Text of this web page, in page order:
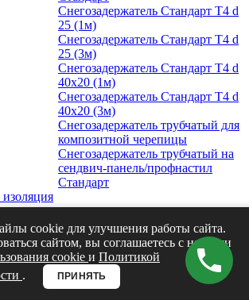
Снегозадержатель Стандарт Т4 d
25 (1м)
Снегозадержатель Стандарт Т4 d
25 (3м)
Снегозадержатель Стандарт Т4 d
40х20 (1м)
Снегозадержатель Стандарт Т4 d
40х20 (3м)
Снегозадержатель трубчатый для
композитной черепицы
Снегозадержатель трубчатый на
сендвич-панель/профнастил
Стандарт
и пароизоляция
Line
для кровли
мансарды
Для чердачных перекрытий
cookie для улучшения работы сайта.
сайтом, вы соглашаетесь с нашими
cookie и Политикой
. ПРИНЯТЬ